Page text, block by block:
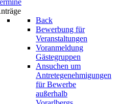
Back
Bewerbung für
Veranstaltungen
Voranmeldung
Gästegruppen
Ansuchen um
Antretegenehmigungen
für Bewerbe
außerhalb